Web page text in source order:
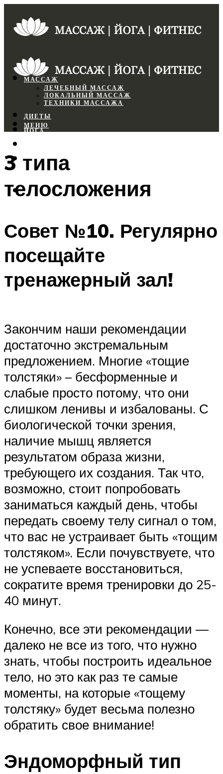
МАССАЖ
ЛЕЧЕБНЫЙ МАССАЖ
ЛОКАЛЬНЫЙ МАССАЖ
ТЕХНИКИ МАССАЖА
ДИЕТЫ
ЙОГА
ФИТНЕС
МЕНЮ
МЕНЮ
3 типа
телосложения
Совет №10. Регулярно
посещайте
тренажерный зал!
Закончим наши рекомендации
достаточно экстремальным
предложением. Многие «тощие
толстяки» – бесформенные и
слабые просто потому, что они
слишком ленивы и избалованы. С
биологической точки зрения,
наличие мышц является
результатом образа жизни,
требующего их создания. Так что,
возможно, стоит попробовать
заниматься каждый день, чтобы
передать своему телу сигнал о том,
что вас не устраивает быть «тощим
толстяком». Если почувствуете, что
не успеваете восстановиться,
сократите время тренировки до 25-
40 минут.
Конечно, все эти рекомендации —
далеко не все из того, что нужно
знать, чтобы построить идеальное
тело, но это как раз те самые
моменты, на которые «тощему
толстяку» будет весьма полезно
обратить свое внимание!
Эндоморфный тип